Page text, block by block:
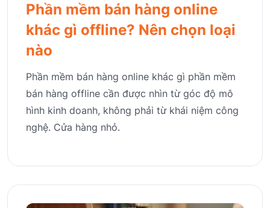
Phần mềm bán hàng online
khác gì offline? Nên chọn loại
nào
Phần mềm bán hàng online khác gì phần mềm
bán hàng offline cần được nhìn từ góc độ mô
hình kinh doanh, không phải từ khái niệm công
nghệ. Cửa hàng nhỏ.